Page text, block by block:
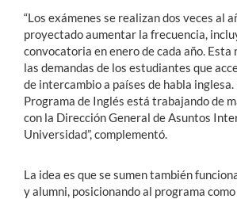
“Los exámenes se realizan dos veces al
proyectado aumentar la frecuencia,
convocatoria en enero de cada año. Esta
las demandas de los estudiantes que
de intercambio a países de habla inglesa.
Programa de Inglés está trabajando de
con la Dirección General de Asuntos
Universidad”, complementó.
La idea es que se sumen también
y alumni, posicionando al programa